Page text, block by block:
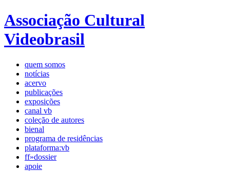
Associação Cultural
Videobrasil
quem somos
notícias
acervo
publicações
exposições
canal vb
coleção de autores
bienal
programa de residências
plataforma:vb
ff»dossier
apoie